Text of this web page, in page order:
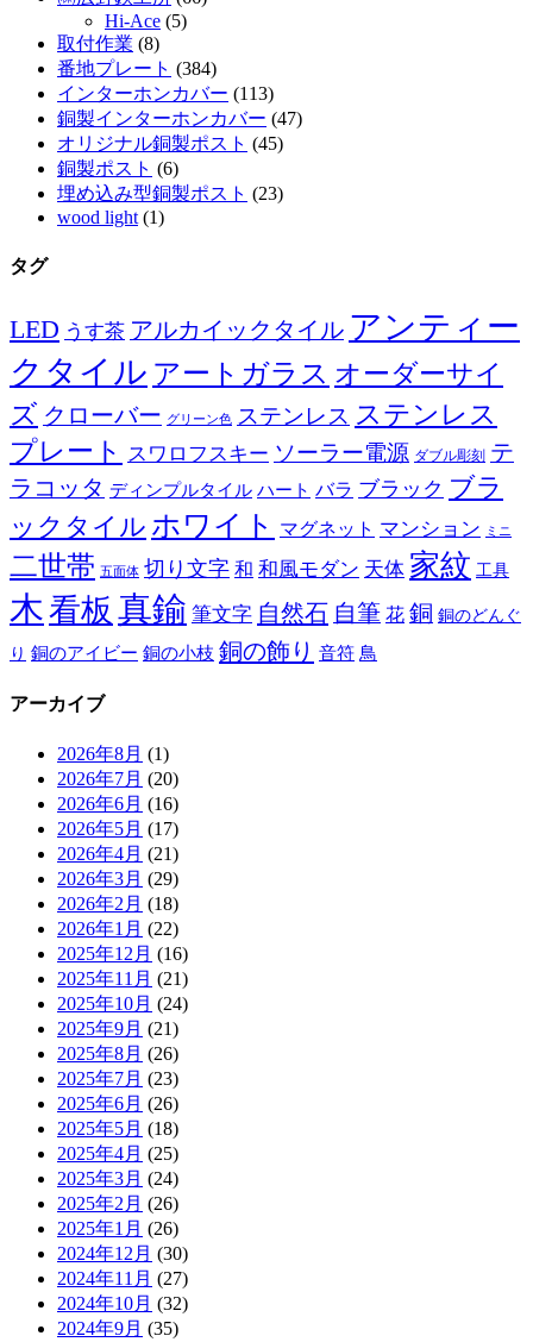
Hi-Ace (5)
取付作業 (8)
番地プレート (384)
インターホンカバー (113)
銅製インターホンカバー (47)
オリジナル銅製ポスト (45)
銅製ポスト (6)
埋め込み型銅製ポスト (23)
wood light (1)
タグ
LED うす茶 アルカイックタイル アンティー
クタイル アートガラス オーダーサイ
ズ クローバー グリーン色 ステンレス ステンレス
プレート スワロフスキー ソーラー電源 ダブル彫刻 テ
ラコッタ ディンプルタイル ハート バラ ブラック ブラ
ックタイル ホワイト マグネット マンション ミニ
二世帯 五面体 切り文字 和 和風モダン 天体 家紋 工具
木看板 真鍮 筆文字 自然石 自筆 花 銅 銅のどんぐ
り 銅のアイビー 銅の小枝 銅の飾り 音符 鳥
アーカイブ
2026年8月 (1)
2026年7月 (20)
2026年6月 (16)
2026年5月 (17)
2026年4月 (21)
2026年3月 (29)
2026年2月 (18)
2026年1月 (22)
2025年12月 (16)
2025年11月 (21)
2025年10月 (24)
2025年9月 (21)
2025年8月 (26)
2025年7月 (23)
2025年6月 (26)
2025年5月 (18)
2025年4月 (25)
2025年3月 (24)
2025年2月 (26)
2025年1月 (26)
2024年12月 (30)
2024年11月 (27)
2024年10月 (32)
2024年9月 (35)